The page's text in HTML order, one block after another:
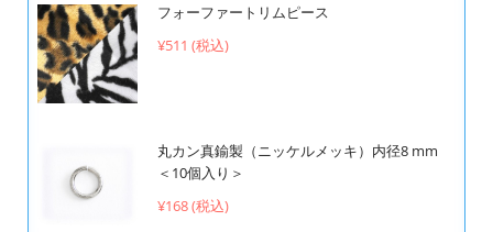
フォーファートリムピース
¥511 (税込)
丸カン真鍮製（ニッケルメッキ）内径8 mm
＜10個入り＞
¥168 (税込)